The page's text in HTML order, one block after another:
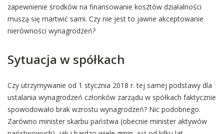
zapewnienie środków na finansowanie kosztów działalności
muszą się martwić sami. Czy nie jest to jawne akceptowanie
nierówności wynagrodzeń?
Sytuacja w spółkach
Czy utrzymywanie od 1 stycznia 2018 r. tej samej podstawy dla
ustalania wynagrodzeń członków zarządu w spółkach faktycznie
spowodowało brak wzrostu wynagrodzeń? Nic podobnego.
Zarówno minister skarbu państwa (obecnie minister aktywów